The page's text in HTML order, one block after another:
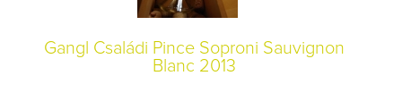
Gangl Családi Pince Soproni Sauvignon
Blanc 2013